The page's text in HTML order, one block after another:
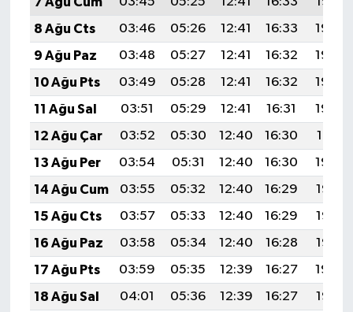
8 Ağu Cts
03:46 05:26 12:41 16:33
19:46
9 Ağu Paz
03:48 05:27 12:41 16:32
19:44
10 Ağu Pts
03:49 05:28 12:41 16:32
19:43
11 Ağu Sal
03:51 05:29 12:41 16:31
19:42
12 Ağu Çar
03:52 05:30 12:40 16:30
19:41
13 Ağu Per
03:54 05:31 12:40 16:30
19:39
14 Ağu Cum
03:55 05:32 12:40 16:29
19:38
15 Ağu Cts
03:57 05:33 12:40 16:29
19:37
16 Ağu Paz
03:58 05:34 12:40 16:28
19:35
17 Ağu Pts
03:59 05:35 12:39 16:27
19:34
18 Ağu Sal
04:01 05:36 12:39 16:27
19:32